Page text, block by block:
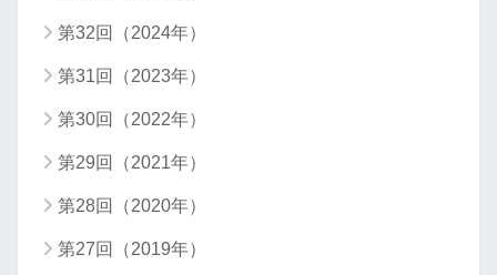
第32回（2024年）
第31回（2023年）
第30回（2022年）
第29回（2021年）
第28回（2020年）
第27回（2019年）